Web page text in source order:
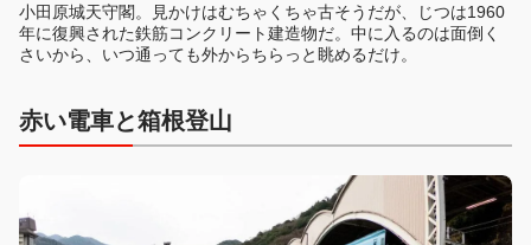
小田原城天守閣。見かけはむちゃくちゃ古そうだが、じつは1960
年に復興された鉄筋コンクリート建造物だ。中に入るのは面倒く
さいから、いつ通っても外からちらっと眺めるだけ。
赤い電車と箱根登山